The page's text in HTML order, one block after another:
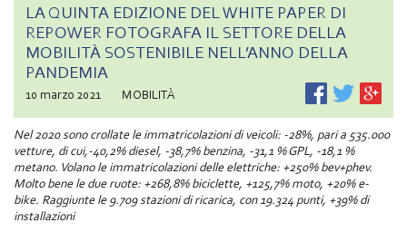
LA QUINTA EDIZIONE DEL WHITE PAPER DI
REPOWER FOTOGRAFA IL SETTORE DELLA
MOBILITÀ SOSTENIBILE NELL’ANNO DELLA
PANDEMIA
10 marzo 2021 MOBILITÀ
Nel 2020 sono crollate le immatricolazioni di veicoli: -28%, pari a 535.000
vetture, di cui,-40,2% diesel, -38,7% benzina, -31,1 % GPL, -18,1 %
metano. Volano le immatricolazioni delle elettriche: +250% bev+phev.
Molto bene le due ruote: +268,8% biciclette, +125,7% moto, +20% e-
bike. Raggiunte le 9.709 stazioni di ricarica, con 19.324 punti, +39% di
installazioni